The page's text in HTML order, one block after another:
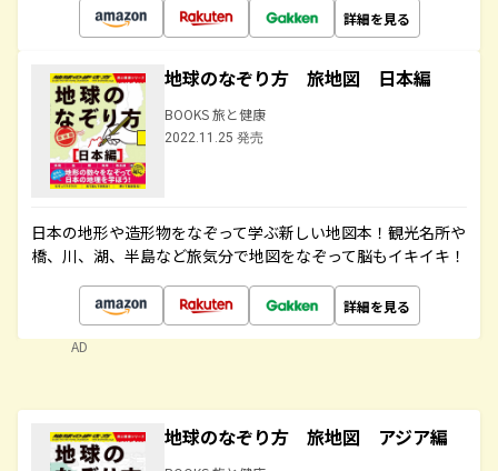
詳細を見る
地球のなぞり方 旅地図 日本編
BOOKS 旅と健康
2022.11.25 発売
日本の地形や造形物をなぞって学ぶ新しい地図本！観光名所や
橋、川、湖、半島など旅気分で地図をなぞって脳もイキイキ！
詳細を見る
AD
地球のなぞり方 旅地図 アジア編